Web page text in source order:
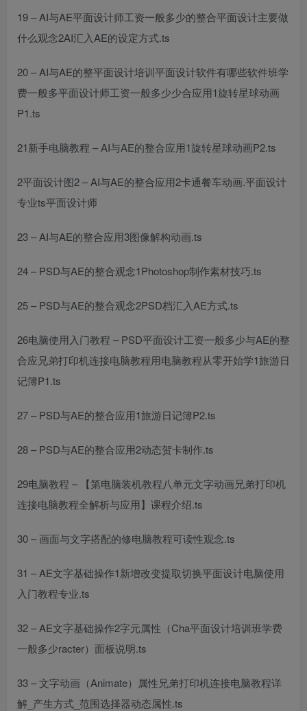
19 – AI与AE平面设计师工资一般多少的整合平面设计主要做
什么观念2AI汇入AE的设定方式.ts
20 – AI与AE的整平面设计培训平面设计软件有哪些软件班学
费一般多平面设计师工资一般多少少合应用1旋转星球动画
P1.ts
21新手电脑教程 – AI与AE的整合应用1旋转星球动画P2.ts
2平面设计图2 – AI与AE的整合应用2卡通餐车动画.平面设计
专业ts平面设计师
23 – AI与AE的整合应用3图像解构动画.ts
24 – PSD与AE的整合观念1Photoshop制作素材技巧.ts
25 – PSD与AE的整合观念2PSD档汇入AE方式.ts
26电脑使用入门教程 – PSD平面设计工资一般多少与AE的整
合应兄弟打印机连接电脑教程用电脑教程从零开始学1旅游日
记簿P1.ts
27 – PSD与AE的整合应用1旅游日记簿P2.ts
28 – PSD与AE的整合应用2动态贺卡制作.ts
29电脑教程 – 【第电脑装机教程八单元文字动画兄弟打印机
连接电脑教程全解析与应用】课程介绍.ts
30 – 画面与文字搭配的修电脑教程可读性观念.ts
31 – AE文字基础操作1新增改变提取切换平面设计电脑使用
入门教程专业.ts
32 – AE文字基础操作2字元属性（Cha平面设计培训班学费
一般多少racter）面板说明.ts
33 – 文字动画（Animate）属性兄弟打印机连接电脑教程详
解_产生方式_范围选择器动态属性.ts